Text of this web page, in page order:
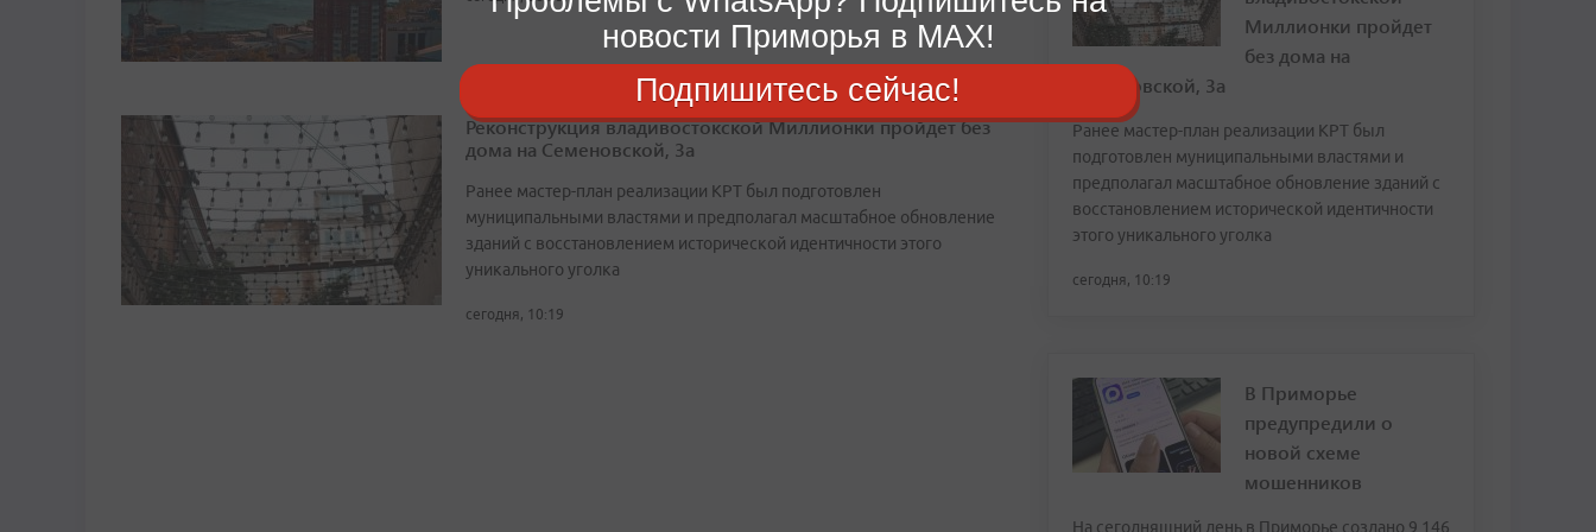
Реконструкция владивостокской Миллионки пройдет без
дома на Семеновской, 3а
Ранее мастер-план реализации КРТ был подготовлен
муниципальными властями и предполагал масштабное обновление
зданий с восстановлением исторической идентичности этого
уникального уголка
сегодня, 10:19
Миллионки пройдет
без дома на
Семеновской, 3а
Ранее мастер-план реализации КРТ был
подготовлен муниципальными властями и
предполагал масштабное обновление зданий с
восстановлением исторической идентичности
этого уникального уголка
сегодня, 10:19
В Приморье
предупредили о
новой схеме
мошенников
На сегодняшний день в Приморье создано 9 146
новости Приморья в MAX!
Подпишитесь сейчас!